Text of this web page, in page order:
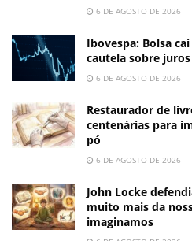
6 DE AGOSTO DE 2026
Ibovespa: Bolsa
cautela sobre juros
6 DE AGOSTO DE 2026
Restaurador de
centenárias para
pó
6 DE AGOSTO DE 2026
John Locke
muito mais da
imaginamos